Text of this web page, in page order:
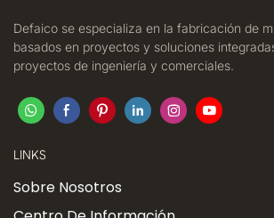
Defaico se especializa en la fabricación de
basados ​​en proyectos y soluciones
proyectos de ingeniería y comerciales.
LINKS
Sobre Nosotros